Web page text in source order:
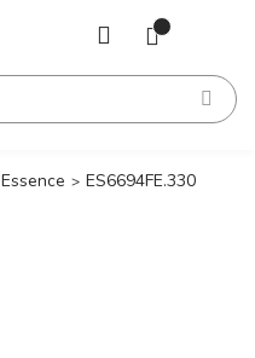
Essence ES6694FE.330